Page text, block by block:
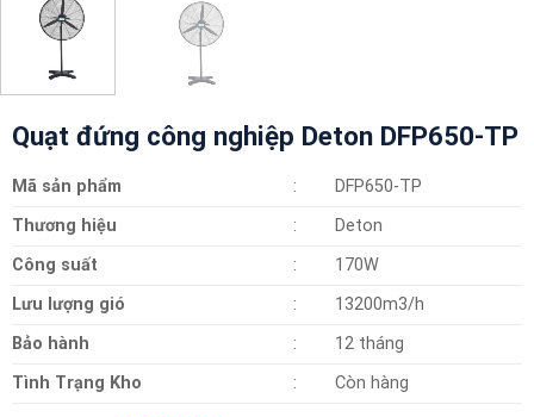
Quạt đứng công nghiệp Deton DFP650-TP
Mã sản phẩm :
DFP650-TP
Thương hiệu
:
Deton
Công suất
:
170W
Lưu lượng gió
:
13200m3/h
Bảo hành
:
12 tháng
Tình Trạng Kho
: Còn hàng